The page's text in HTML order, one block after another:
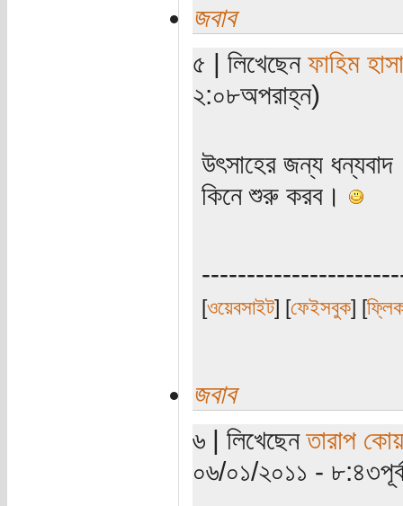
জবাব
৫ | লিখেছেন ফাহিম
২:০৮অপরাহ্ন)
উৎসাহের জন্য
কিনে শুরু করব।
[ওয়েবসাইট] [ফেইসবুক] [
জবাব
৬ | লিখেছেনতারাপ
০৬/০১/২০১১ -